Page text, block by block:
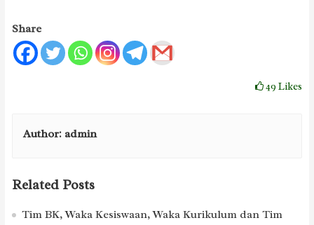
Share
49Likes
Author: admin
Related Posts
Tim BK, Waka Kesiswaan, Waka Kurikulum dan Tim